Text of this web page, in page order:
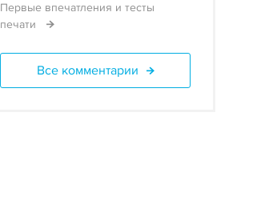
Первые впечатления и тесты
печати
Все комментарии